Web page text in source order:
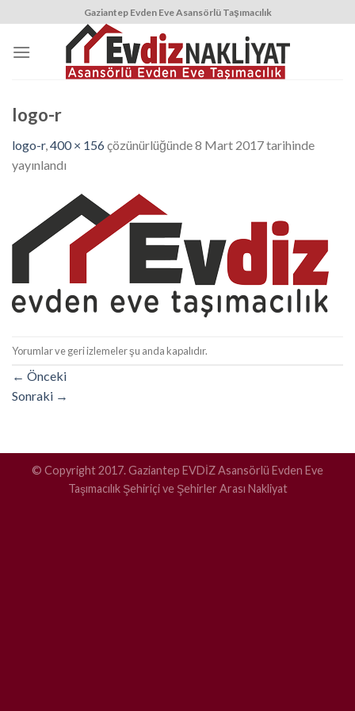
content
Gaziantep Evden Eve Asansörlü Taşımacılık
logo-r
logo-r,400 × 156çözünürlüğünde8 Mart 2017tarihinde
yayınlandı
Yorumlar ve geri izlemeler şu anda kapalıdır.
← Önceki
Sonraki →
© Copyright 2017. Gaziantep EVDİZ Asansörlü Evden Eve
Taşımacılık Şehiriçi ve Şehirler Arası Nakliyat